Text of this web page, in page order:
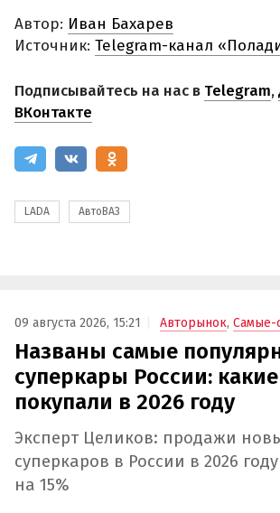
Автор: Иван Бахарев
Источник: Telegram-канал
Подписывайтесь на нас в Telegram,
ВКонтакте
LADA АвтоВАЗ
09 августа 2026, 15:21 Авторынок, Самые-
Названы самые
суперкары России:
покупали в 2026 году
Эксперт Целиков: продажи
суперкаров в России в 2026
на 15%